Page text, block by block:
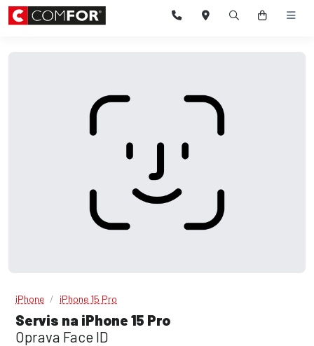
iPhone iPhone 15 Pro
Servis na iPhone 15 Pro
Oprava Face ID